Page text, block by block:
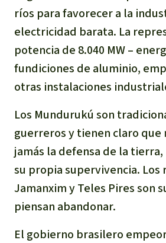
Defensoras
ríos para favorecer a la
electricidad barata. La
potencia de 8.040 MW –
fundiciones de aluminio,
otras instalaciones
Los Mundurukú son
guerreros y tienen claro que
jamás la defensa de la
su propia supervivencia. Los
Jamanxim y Teles Pires son
piensan abandonar.
El gobierno brasilero